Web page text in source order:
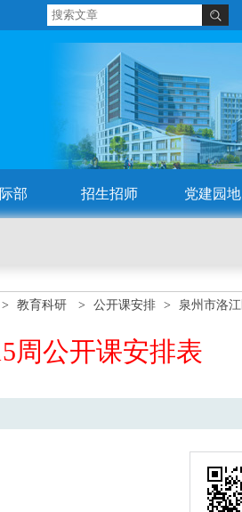
部 招生招师 党建园地
> 教育科研 > 公开课安排 > 泉州市洛
周公开课安排表